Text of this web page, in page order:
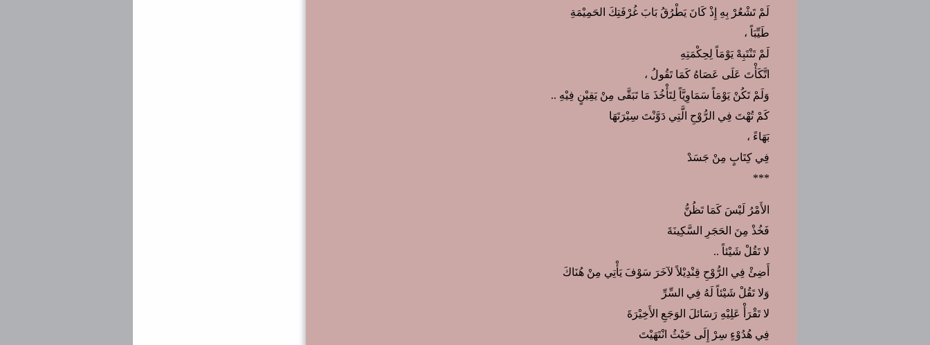
لَمْ تَشْعُرْ بِهِ إِذْ كَانَ يَطْرُقُ بَابَ غُرْفَتِكَ الحَمِيْمَةِ
طَيِّبَاً ،
لَمْ تَنْتَبِهْ يَوْمَاً لِحِكْمَتِهِ
اتَّكَأْتَ عَلَى عَصَاهُ كَمَا تَقُولُ ،
وَلَمْ تَكُنْ يَوْمَاً سَمَاوِيَّاً لِتَأْخُذَ مَا تَبَقَّى مِنْ يَقِيْنٍ فِيْهِ ..
كَمْ تُهْتَ فِي الرُّوْحِ الَّتِي دَوَّنْتَ سِيْرَتَهَا
بَهَاءً ،
فِي كِتَابٍ مِنْ جَسَدْ
***
الأَمْرُ لَيْسَ كَمَا تَظُنُّ
فَخُذْ مِنَ الحَجَرِ السَّكِينَةَ
لا تَقُلْ شَيْئاً ..
أَضِئْ فِي الرُّوْحِ قِنْدِيْلاً لآخَرَ سَوْفَ يَأْتِي مِنْ هُنَاكَ
وَلا تَقُلْ شَيْئاً لَهُ فِي السِّرِّ
لا تَقْرَأْ عَلِيْهِ رَسَائلَ الوَجَعِ الأَخِيْرَةَ
فِي هُدُوْءٍ سِرْ إِلَى حَيْثُ انْتَهَيْتَ